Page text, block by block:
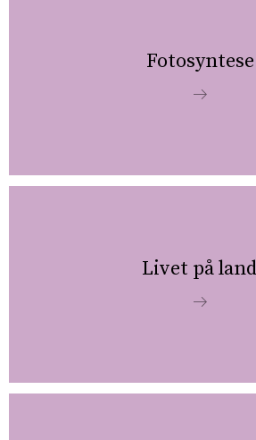
Fotosyntese
Livet på land